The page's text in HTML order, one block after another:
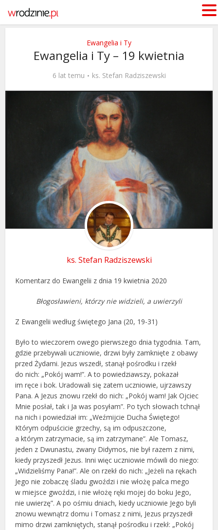
Ewangelia i Ty
Ewangelia i Ty – 19 kwietnia
6 lat temu ks. Stefan Radziszewski
ks. Stefan Radziszewski
Komentarz do Ewangelii z dnia 19 kwietnia 2020
Błogosławieni, którzy nie widzieli, a uwierzyli
Z Ewangelii według świętego Jana (20, 19-31)
Było to wieczorem owego pierwszego dnia tygodnia. Tam,
gdzie przebywali uczniowie, drzwi były zamknięte z obawy
przed Żydami. Jezus wszedł, stanął pośrodku i rzekł
do nich: „Pokój wam!”. A to powiedziawszy, pokazał
im ręce i bok. Uradowali się zatem uczniowie, ujrzawszy
Pana. A Jezus znowu rzekł do nich: „Pokój wam! Jak Ojciec
Mnie posłał, tak i Ja was posyłam”. Po tych słowach tchnął
na nich i powiedział im: „Weźmijcie Ducha Świętego!
Którym odpuścicie grzechy, są im odpuszczone,
a którym zatrzymacie, są im zatrzymane”. Ale Tomasz,
jeden z Dwunastu, zwany Didymos, nie był razem z nimi,
kiedy przyszedł Jezus. Inni więc uczniowie mówili do niego:
„Widzieliśmy Pana!”. Ale on rzekł do nich: „Jeżeli na rękach
Jego nie zobaczę śladu gwoździ i nie włożę palca mego
w miejsce gwoździ, i nie włożę ręki mojej do boku Jego,
nie uwierzę”. A po ośmiu dniach, kiedy uczniowie Jego byli
znowu wewnątrz domu i Tomasz z nimi, Jezus przyszedł
mimo drzwi zamkniętych, stanął pośrodku i rzekł: „Pokój